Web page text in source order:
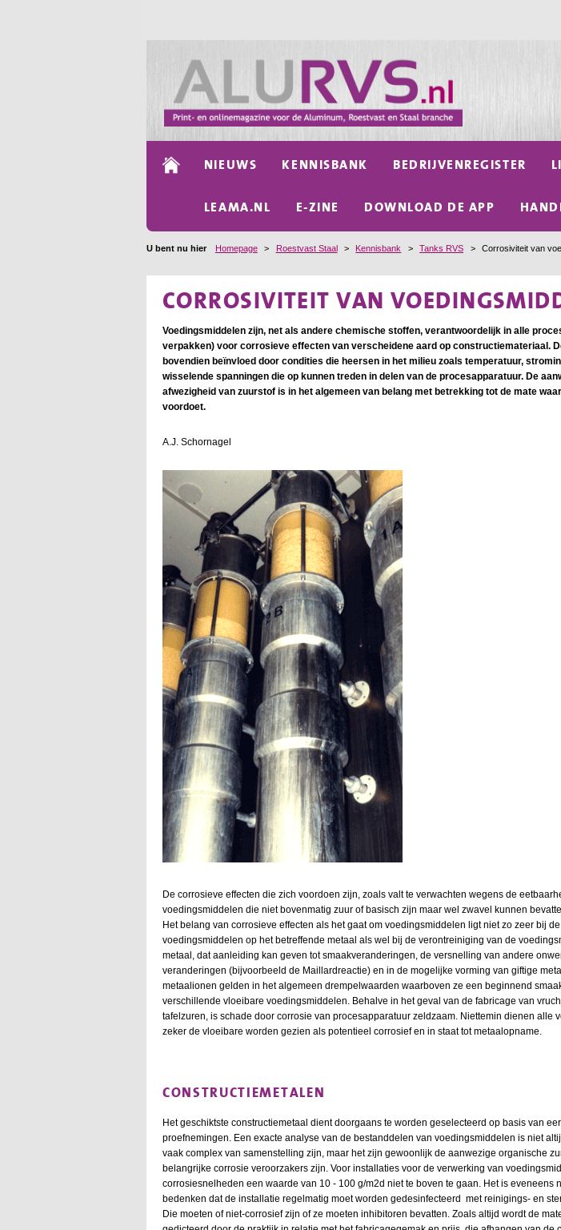
NIEUWS KENNISBANK BEDRIJVENREGISTER
LEAMA.NL E-ZINE DOWNLOAD DE APP
U bent nu hier Homepage > Roestvast Staal > Kennisbank > Tanks RVS > Corrosiviteit van
CORROSIVITEIT VAN
Voedingsmiddelen zijn, net als andere chemische stoffen, verantwoordelijk in alle
verpakken) voor corrosieve effecten van verscheidene aard op constructiemateriaal.
bovendien beïnvloed door condities die heersen in het milieu zoals temperatuur,
wisselende spanningen die op kunnen treden in delen van de procesapparatuur. De
afwezigheid van zuurstof is in het algemeen van belang met betrekking tot de mate
voordoet.
A.J. Schornagel
De corrosieve effecten die zich voordoen zijn, zoals valt te verwachten wegens de
voedingsmiddelen die niet bovenmatig zuur of basisch zijn maar wel zwavel kunnen
Het belang van corrosieve effecten als het gaat om voedingsmiddelen ligt niet zo zeer bij
voedingsmiddelen op het betreffende metaal als wel bij de verontreiniging van de
metaal, dat aanleiding kan geven tot smaakveranderingen, de versnelling van andere
veranderingen (bijvoorbeeld de Maillardreactie) en in de mogelijke vorming van giftige
metaalionen gelden in het algemeen drempelwaarden waarboven ze een beginnend
verschillende vloeibare voedingsmiddelen. Behalve in het geval van de fabricage van
tafelzuren, is schade door corrosie van procesapparatuur zeldzaam. Niettemin dienen alle
zeker de vloeibare worden gezien als potentieel corrosief en in staat tot metaalopname.
CONSTRUCTIEMETALEN
Het geschiktste constructiemetaal dient doorgaans te worden geselecteerd op basis van
proefnemingen. Een exacte analyse van de bestanddelen van voedingsmiddelen is niet
vaak complex van samenstelling zijn, maar het zijn gewoonlijk de aanwezige organische
belangrijke corrosie veroorzakers zijn. Voor installaties voor de verwerking van
corrosiesnelheden een waarde van 10 - 100 g/m2d niet te boven te gaan. Het is eveneens
bedenken dat de installatie regelmatig moet worden gedesinfecteerd met reinigings- en
Die moeten of niet-corrosief zijn of ze moeten inhibitoren bevatten. Zoals altijd wordt de